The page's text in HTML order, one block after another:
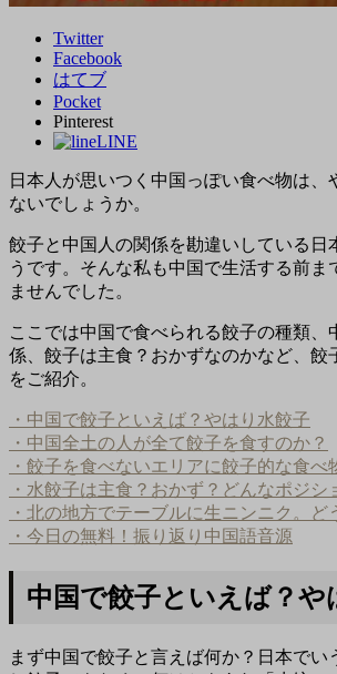
Twitter
Facebook
はてブ
Pocket
Pinterest
LINE
日本人が思いつく中国っぽい食べ物は、
ないでしょうか。
餃子と中国人の関係を勘違いしている日
うです。そんな私も中国で生活する前ま
ませんでした。
ここでは中国で食べられる餃子の種類、
係、餃子は主食？おかずなのかなど、餃
をご紹介。
・中国で餃子といえば？やはり水餃子
・中国全土の人が全て餃子を食すのか？
・餃子を食べないエリアに餃子的な食べ
・水餃子は主食？おかず？どんなポジシ
・北の地方でテーブルに生ニンニク。ど
・今日の無料！振り返り中国語音源
中国で餃子といえば？や
まず中国で餃子と言えば何か？日本でい